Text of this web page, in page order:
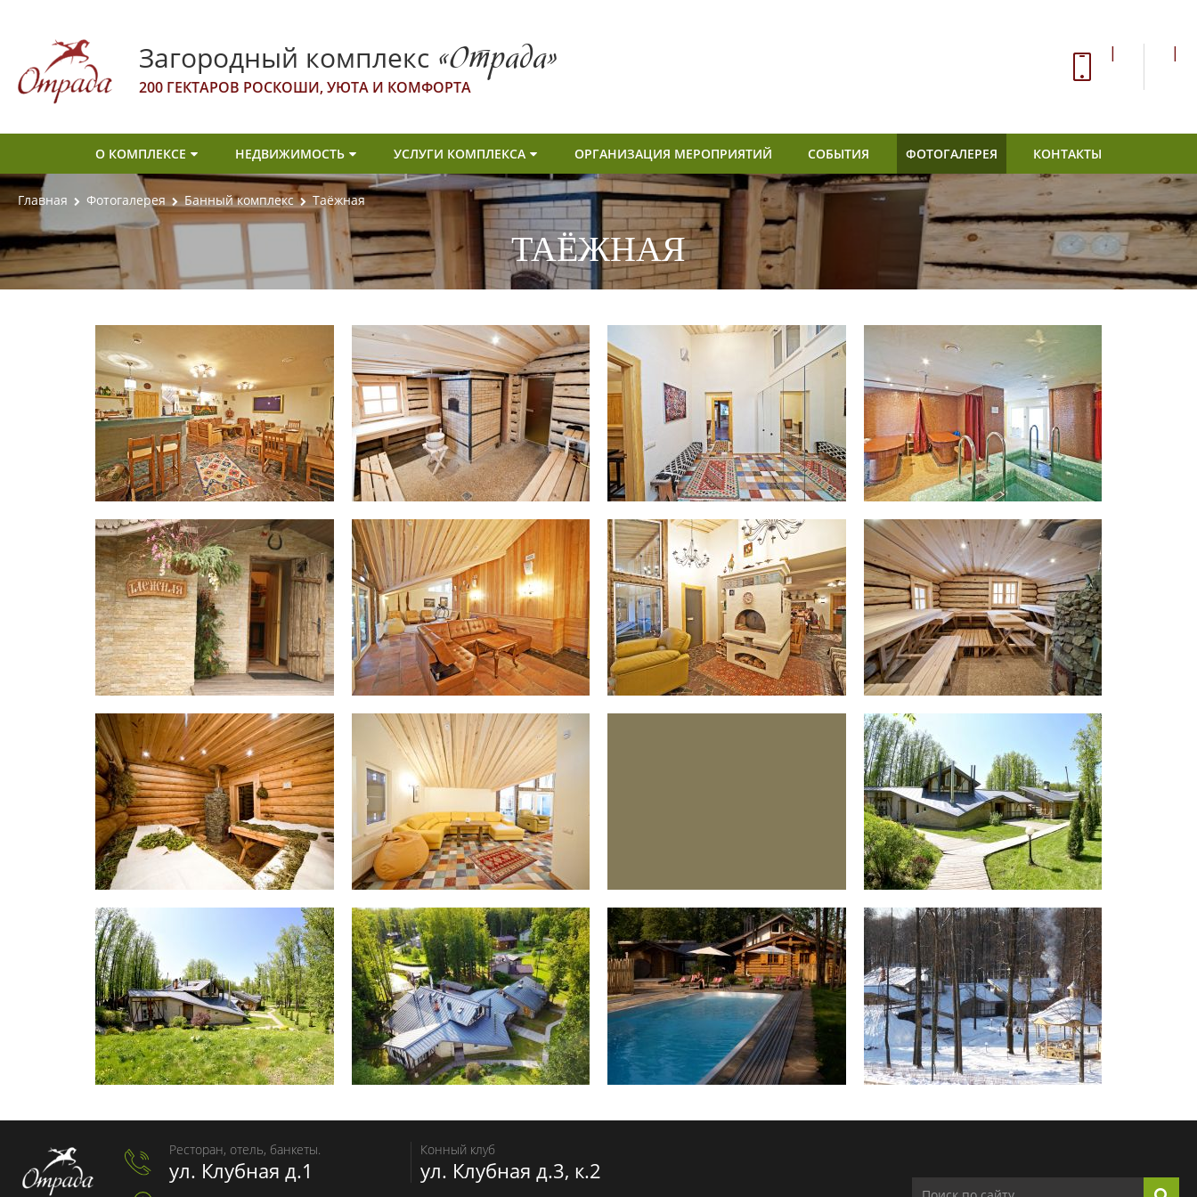
Загородный комплекс «Отрада»
200 ГЕКТАРОВ РОСКОШИ, УЮТА И КОМФОРТА
| |
О КОМПЛЕКСЕ НЕДВИЖИМОСТЬ УСЛУГИ КОМПЛЕКСА ОРГАНИЗАЦИЯ МЕРОПРИЯТИЙ СОБЫТИЯ ФОТОГАЛЕРЕЯ КОНТАКТЫ
Главная Фотогалерея Банный комплекс Таёжная
ТАЁЖНАЯ
Ресторан, отель, банкеты.
ул. Клубная д.1
Конный клуб
ул. Клубная д.3, к.2